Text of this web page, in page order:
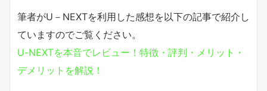
筆者がU－NEXTを利用した感想を以下の記事で紹介し
ていますのでご覧ください。
U-NEXTを本音でレビュー！特徴・評判・メリット・
デメリットを解説！